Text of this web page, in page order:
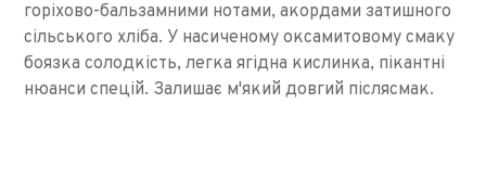
горіхово-бальзамними нотами, акордами затишного
сільського хліба. У насиченому оксамитовому смаку
боязка солодкість, легка ягідна кислинка, пікантні
нюанси спецій. Залишає м'який довгий післясмак.